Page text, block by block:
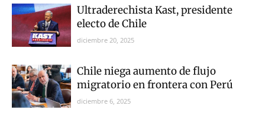
Ultraderechista Kast, presidente
electo de Chile
diciembre 20, 2025
Chile niega aumento de flujo
migratorio en frontera con Perú
diciembre 6, 2025